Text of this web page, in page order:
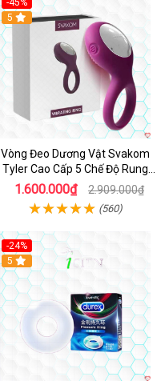
-45%
5
Vòng Đeo Dương Vật Svakom
Tyler Cao Cấp 5 Chế Độ Rung
Mạnh Mẽ Kích Thích Điểm G
1.600.000₫ 2.909.000₫
(560)
-24%
5